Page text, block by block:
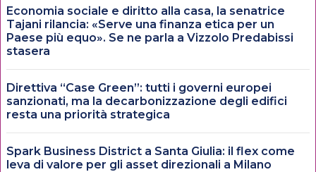
Economia sociale e diritto alla casa, la senatrice
Tajani rilancia: «Serve una finanza etica per un
Paese più equo». Se ne parla a Vizzolo Predabissi
stasera
Direttiva “Case Green”: tutti i governi europei
sanzionati, ma la decarbonizzazione degli edifici
resta una priorità strategica
Spark Business District a Santa Giulia: il flex come
leva di valore per gli asset direzionali a Milano